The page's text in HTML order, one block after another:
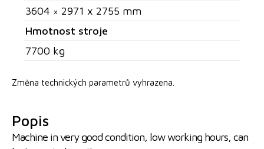
3604 × 2971 x 2755 mm
Hmotnost stroje
7700 kg
Změna technických parametrů vyhrazena.
Popis
Machine in very good condition, low working hours, can